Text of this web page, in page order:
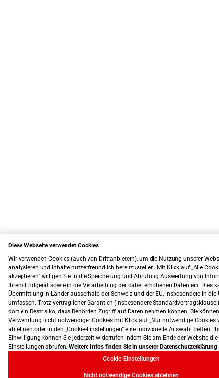
Diese Webseite verwendet Cookies
Wir verwenden Cookies (auch von Drittanbietern), um die Nutzung unserer
analysieren und Inhalte nutzerfreundlich bereitzustellen. Mit Klick auf „Alle
akzeptieren“ willigen Sie in die Speicherung und Abrufung Auswertung von
Ihrem Endgerät sowie in die Verarbeitung der dabei erhobenen Daten ein. Dies
Übermittlung in Länder ausserhalb der Schweiz und der EU, insbesondere in die
umfassen. Trotz vertraglicher Garantien (insbesondere
dort ein Restrisiko, dass Behörden Zugriff auf Daten nehmen können. Sie
Verwendung nicht notwendiger Cookies mit Klick auf „Nur notwendige Cookies
ablehnen oder in den „Cookie-Einstellungen“ eine individuelle Auswahl treffen.
Einwilligung können Sie jederzeit widerrufen indem Sie am Ende der Website die
Einstellungen abrufen. Weitere Infos finden Sie in unserer Datenschutzerklärung
Cookie-Einstellungen
Nicht notwendige Cookies ablehnen